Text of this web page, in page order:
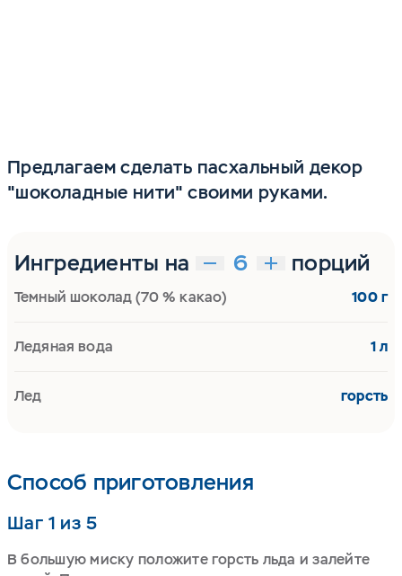
Предлагаем сделать пасхальный декор
"шоколадные нити" своими руками.
Способ приготовления
Шаг 1 из 5
В большую миску положите горсть льда и залейте
Ингредиенты на порций
Темный шоколад (70 % какао) 100 г
Ледяная вода 1 л
Лед горсть